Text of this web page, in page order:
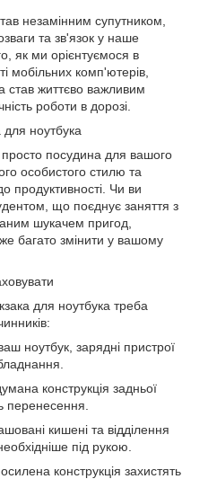
незамінним супутником,
та зв'язок у наше
як ми орієнтуємося в
мобільних комп'ютерів,
став життєво важливим
роботи в дорозі.
для ноутбука
посудина для вашого
особистого стилю та
продуктивності. Чи ви
що поєднує заняття з
шукачем пригод,
багато змінити у вашому
для ноутбука треба
ноутбук, зарядні пристрої
конструкція задньої
перенесення.
кишені та відділення
під рукою.
конструкція захистять